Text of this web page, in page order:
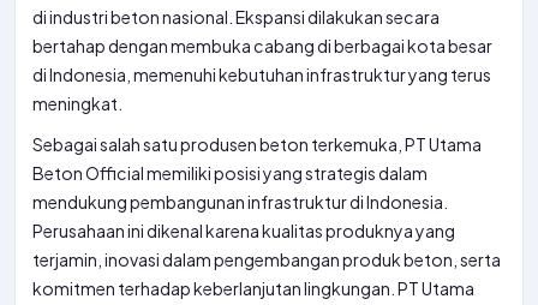
di industri beton nasional. Ekspansi dilakukan secara
bertahap dengan membuka cabang di berbagai kota besar
di Indonesia, memenuhi kebutuhan infrastruktur yang terus
meningkat.
Sebagai salah satu produsen beton terkemuka, PT Utama
Beton Official memiliki posisi yang strategis dalam
mendukung pembangunan infrastruktur di Indonesia.
Perusahaan ini dikenal karena kualitas produknya yang
terjamin, inovasi dalam pengembangan produk beton, serta
komitmen terhadap keberlanjutan lingkungan. PT Utama